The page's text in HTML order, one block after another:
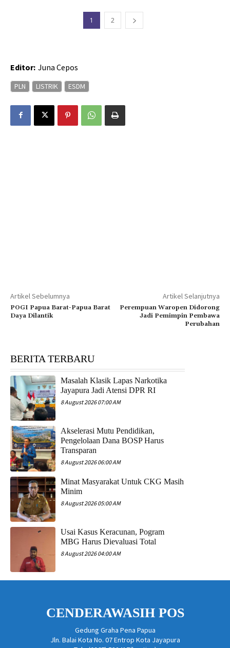
1 2
Editor: Juna Cepos
PLN LISTRIK ESDM
Artikel Sebelumnya
POGI Papua Barat-Papua Barat
Daya Dilantik
Artikel Selanjutnya
Perempuan Waropen Didorong
Jadi Pemimpin Pembawa
Perubahan
BERITA TERBARU
Masalah Klasik Lapas Narkotika
Jayapura Jadi Atensi DPR RI
8 August 2026 07:00 AM
Akselerasi Mutu Pendidikan,
Pengelolaan Dana BOSP Harus
Transparan
8 August 2026 06:00 AM
Minat Masyarakat Untuk CKG Masih
Minim
8 August 2026 05:00 AM
Usai Kasus Keracunan, Pogram
MBG Harus Dievaluasi Total
8 August 2026 04:00 AM
CENDERAWASIH POS
Gedung Graha Pena Papua
Jln. Balai Kota No. 07 Entrop Kota Jayapura